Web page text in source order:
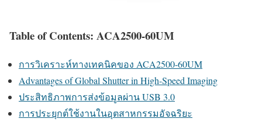
Table of Contents: ACA2500-60UM
การวิเคราะห์ทางเทคนิคของ ACA2500-60UM
Advantages of Global Shutter in High-Speed Imaging
ประสิทธิภาพการส่งข้อมูลผ่าน USB 3.0
การประยุกต์ใช้งานในอุตสาหกรรมอัจฉริยะ